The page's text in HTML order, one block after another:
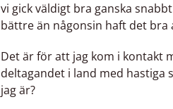
vi gick väldigt bra ganska
bättre än någonsin haft det
Det är för att jag kom i kontakt
deltagandet i land med hastiga
jag är?